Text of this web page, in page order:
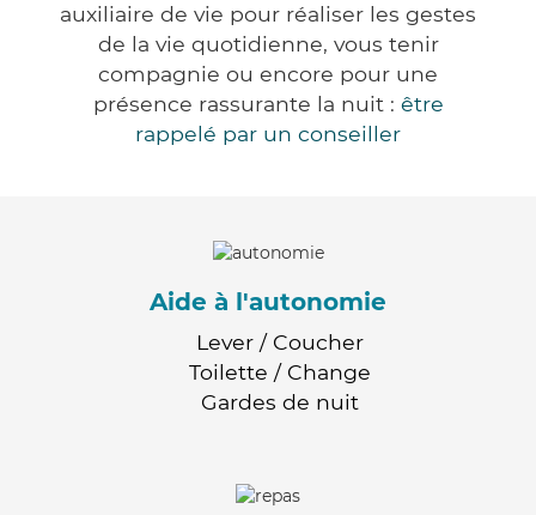
auxiliaire de vie pour réaliser les gestes
de la vie quotidienne, vous tenir
compagnie ou encore pour une
présence rassurante la nuit : être
rappelé par un conseiller
Aide à l'autonomie
Lever / Coucher
Toilette / Change
Gardes de nuit